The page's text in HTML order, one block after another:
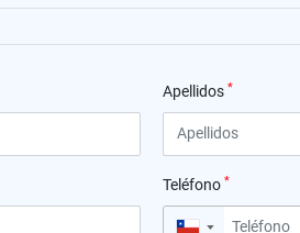
Apellidos *
Teléfono *
▼